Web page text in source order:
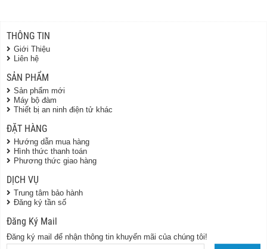
THÔNG TIN
Giới Thiệu
Liên hệ
SẢN PHẨM
Sản phẩm mới
Máy bộ đàm
Thiết bị an ninh điện tử khác
ĐẶT HÀNG
Hướng dẫn mua hàng
Hình thức thanh toán
Phương thức giao hàng
DỊCH VỤ
Trung tâm bảo hành
Đăng ký tần số
Đăng Ký Mail
Đăng ký mail để nhận thông tin khuyến mãi của chúng tôi!